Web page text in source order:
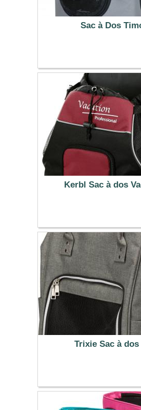
Sac à Dos
55.99 €
Kerbl Sac à dos
32.39 €
Trixie Sac à dos
36.99 €